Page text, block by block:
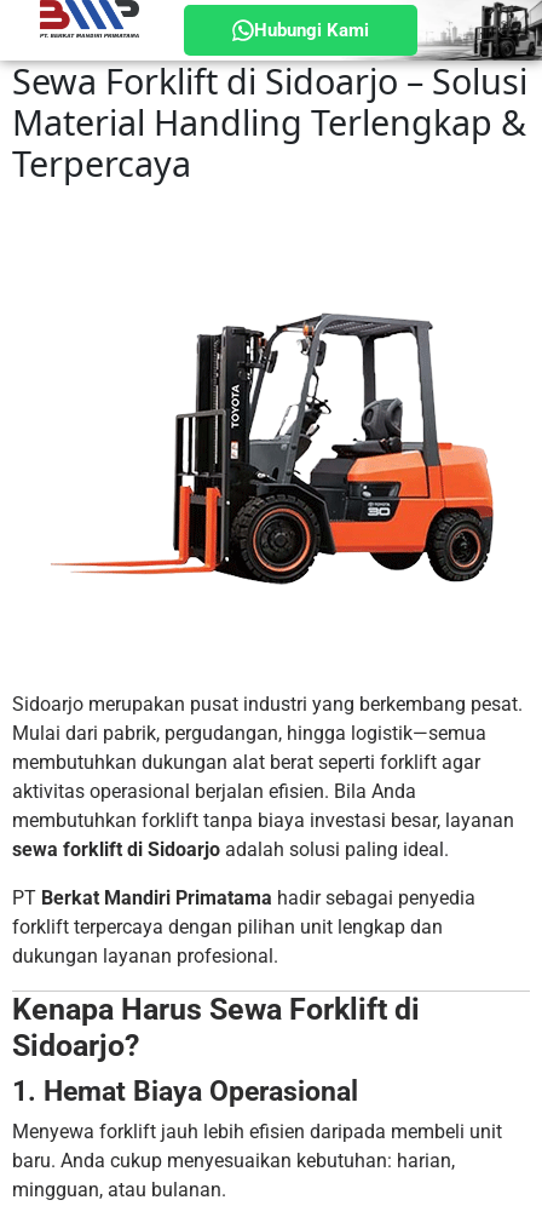
Hubungi Kami
Sewa Forklift di Sidoarjo – Solusi
Material Handling Terlengkap &
Terpercaya
Sidoarjo merupakan pusat industri yang berkembang pesat.
Mulai dari pabrik, pergudangan, hingga logistik—semua
membutuhkan dukungan alat berat seperti forklift agar
aktivitas operasional berjalan efisien. Bila Anda
membutuhkan forklift tanpa biaya investasi besar, layanan
sewa forklift di Sidoarjo adalah solusi paling ideal.
PT Berkat Mandiri Primatama hadir sebagai penyedia
forklift terpercaya dengan pilihan unit lengkap dan
dukungan layanan profesional.
Kenapa Harus Sewa Forklift di
Sidoarjo?
1. Hemat Biaya Operasional
Menyewa forklift jauh lebih efisien daripada membeli unit
baru. Anda cukup menyesuaikan kebutuhan: harian,
mingguan, atau bulanan.